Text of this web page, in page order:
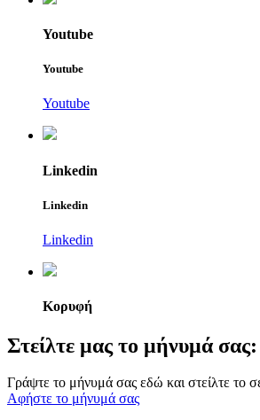
Youtube
Youtube
Youtube
Linkedin
Linkedin
Linkedin
Κορυφή
Στείλτε μας το μήνυμά σας:
Γράψτε το μήνυμά σας εδώ και στείλτε το
Αφήστε το μήνυμά σας